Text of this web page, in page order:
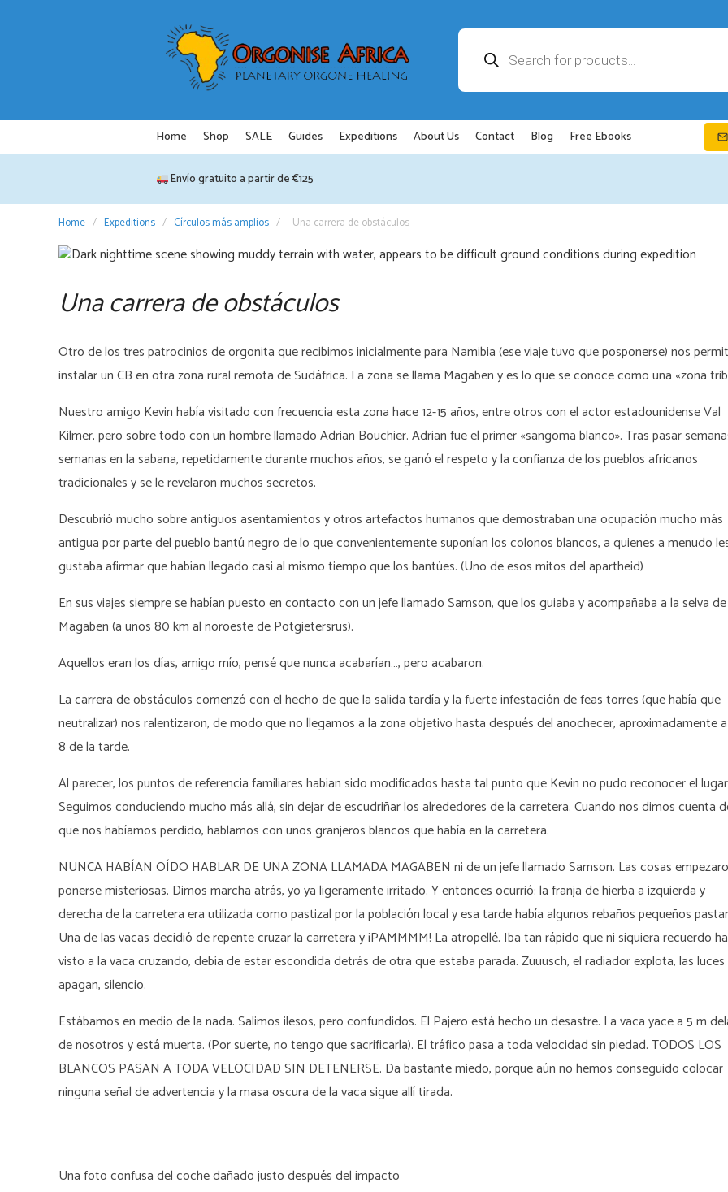
productos
Home Shop SALE Guides Expeditions About Us Contact Blog Free Ebooks
Envío gratuito a partir de €125
Home / Expeditions / Círculos más amplios / Una carrera de obstáculos
Una carrera de obstáculos
Otro de los tres patrocinios de orgonita que recibimos inicialmente para Namibia (ese viaje tuvo que posponerse) nos
instalar un CB en otra zona rural remota de Sudáfrica. La zona se llama Magaben y es lo que se conoce como una «zona
Nuestro amigo Kevin había visitado con frecuencia esta zona hace 12-15 años, entre otros con el actor estadounidense Val
Kilmer, pero sobre todo con un hombre llamado Adrian Bouchier. Adrian fue el primer «sangoma blanco». Tras pasar
semanas en la sabana, repetidamente durante muchos años, se ganó el respeto y la confianza de los pueblos africanos
tradicionales y se le revelaron muchos secretos.
Descubrió mucho sobre antiguos asentamientos y otros artefactos humanos que demostraban una ocupación mucho más
antigua por parte del pueblo bantú negro de lo que convenientemente suponían los colonos blancos, a quienes a menudo
gustaba afirmar que habían llegado casi al mismo tiempo que los bantúes. (Uno de esos mitos del apartheid)
En sus viajes siempre se habían puesto en contacto con un jefe llamado Samson, que los guiaba y acompañaba a la selva de
Magaben (a unos 80 km al noroeste de Potgietersrus).
Aquellos eran los días, amigo mío, pensé que nunca acabarían…, pero acabaron.
La carrera de obstáculos comenzó con el hecho de que la salida tardía y la fuerte infestación de feas torres (que había que
neutralizar) nos ralentizaron, de modo que no llegamos a la zona objetivo hasta después del anochecer, aproximadamente
8 de la tarde.
Al parecer, los puntos de referencia familiares habían sido modificados hasta tal punto que Kevin no pudo reconocer el
Seguimos conduciendo mucho más allá, sin dejar de escudriñar los alrededores de la carretera. Cuando nos dimos cuenta
que nos habíamos perdido, hablamos con unos granjeros blancos que había en la carretera.
NUNCA HABÍAN OÍDO HABLAR DE UNA ZONA LLAMADA MAGABEN ni de un jefe llamado Samson. Las cosas
ponerse misteriosas. Dimos marcha atrás, yo ya ligeramente irritado. Y entonces ocurrió: la franja de hierba a izquierda y
derecha de la carretera era utilizada como pastizal por la población local y esa tarde había algunos rebaños pequeños
Una de las vacas decidió de repente cruzar la carretera y ¡PAMMMM! La atropellé. Iba tan rápido que ni siquiera recuerdo
visto a la vaca cruzando, debía de estar escondida detrás de otra que estaba parada. Zuuusch, el radiador explota, las
apagan, silencio.
Estábamos en medio de la nada. Salimos ilesos, pero confundidos. El Pajero está hecho un desastre. La vaca yace a 5 m
de nosotros y está muerta. (Por suerte, no tengo que sacrificarla). El tráfico pasa a toda velocidad sin piedad. TODOS LOS
BLANCOS PASAN A TODA VELOCIDAD SIN DETENERSE. Da bastante miedo, porque aún no hemos conseguido colocar
ninguna señal de advertencia y la masa oscura de la vaca sigue allí tirada.
Una foto confusa del coche dañado justo después del impacto